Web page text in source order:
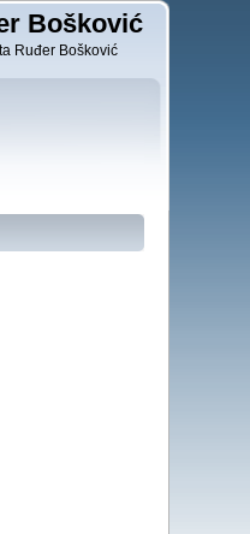
Bošković
Ruđer Bošković